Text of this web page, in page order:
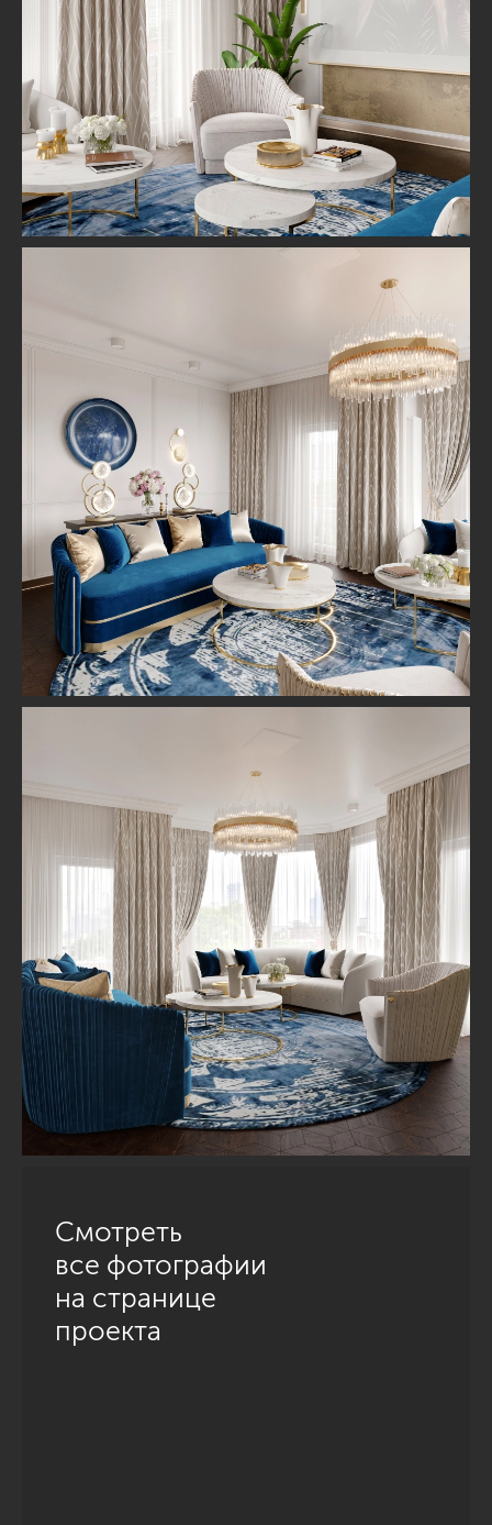
Смотреть
все фотографии
на странице
проекта